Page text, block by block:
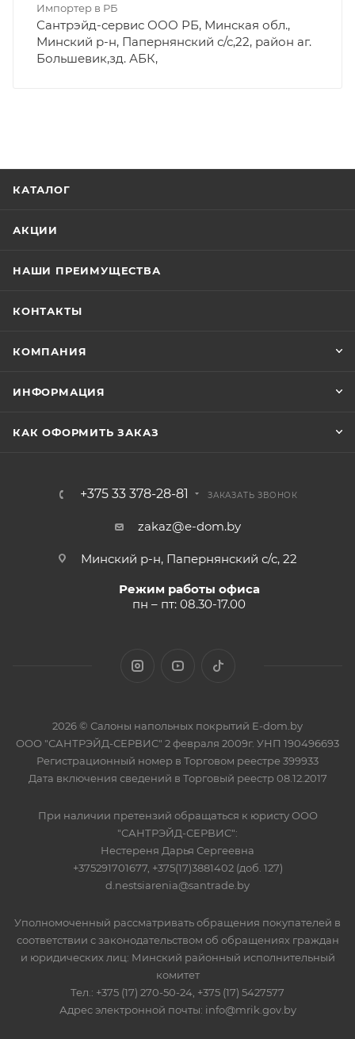
Импортер в РБ
Сантрэйд-сервис ООО РБ, Минская обл.,
Минский р-н, Папернянский с/с,22, район аг.
Большевик,зд. АБК,
КАТАЛОГ
АКЦИИ
НАШИ ПРЕИМУЩЕСТВА
КОНТАКТЫ
КОМПАНИЯ
ИНФОРМАЦИЯ
КАК ОФОРМИТЬ ЗАКАЗ
+375 33 378-28-81 ЗАКАЗАТЬ ЗВОНОК
zakaz@e-dom.by
Минский р-н, Папернянский с/с, 22
Режим работы офиса
пн – пт: 08.30-17.00
2026 © Салоны напольных покрытий E-dom.by
ООО "САНТРЭЙД-СЕРВИС" 2 февраля 2009г. УНП 190496693
Регистрационный номер в Торговом реестре 399933
Дата включения сведений в Торговый реестр 08.12.2017
При наличии претензий обращаться к юристу ООО
"САНТРЭЙД-СЕРВИС":
Нестереня Дарья Сергеевна
+375291701677, +375(17)3881402 (доб. 127)
d.nestsiarenia@santrade.by
Уполномоченный рассматривать обращения покупателей в
соответствии с законодательством об обращениях граждан
и юридических лиц: Минский районный исполнительный
комитет
Тел.: +375 (17) 270-50-24, +375 (17) 5427577
Адрес электронной почты: info@mrik.gov.by